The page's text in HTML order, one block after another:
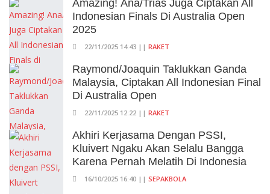
Amazing! Ana/Trias Juga Ciptakan All
Indonesian Finals Di Australia Open
2025
22/11/2025 14:43 || RAKET
Raymond/Joaquin Taklukkan Ganda
Malaysia, Ciptakan All Indonesian Final
Di Australia Open
22/11/2025 12:22 || RAKET
Akhiri Kerjasama Dengan PSSI,
Kluivert Ngaku Akan Selalu Bangga
Karena Pernah Melatih Di Indonesia
16/10/2025 16:40 || SEPAKBOLA